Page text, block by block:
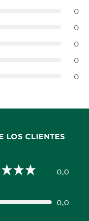
0
0
0
0
0
LOS CLIENTES
0,0
0,0